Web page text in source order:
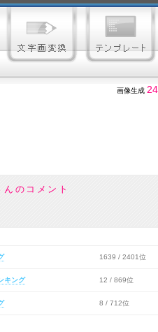
画像生成
のコメント
1639 / 2401位
キング 12 / 869位
8 / 712位